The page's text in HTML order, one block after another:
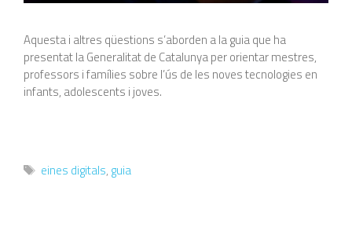
Aquesta i altres qüestions s’aborden a la guia que ha
presentat la Generalitat de Catalunya per orientar mestres,
professors i famílies sobre l’ús de les noves tecnologies en
infants, adolescents i joves.
Etiquetes
eines digitals, guia